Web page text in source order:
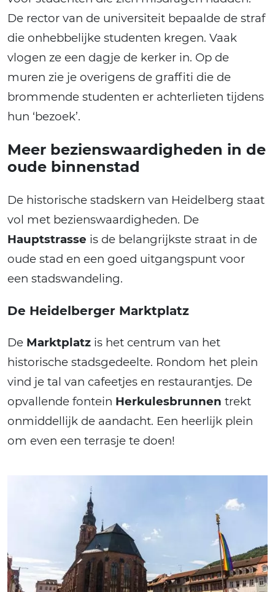
De rector van de universiteit bepaalde de straf
die onhebbelijke studenten kregen. Vaak
vlogen ze een dagje de kerker in. Op de
muren zie je overigens de graffiti die de
brommende studenten er achterlieten tijdens
hun ‘bezoek’.
Meer bezienswaardigheden in de
oude binnenstad
De historische stadskern van Heidelberg staat
vol met bezienswaardigheden. De
Hauptstrasse is de belangrijkste straat in de
oude stad en een goed uitgangspunt voor
een stadswandeling.
De Heidelberger Marktplatz
De Marktplatz is het centrum van het
historische stadsgedeelte. Rondom het plein
vind je tal van cafeetjes en restaurantjes. De
opvallende fontein Herkulesbrunnen trekt
onmiddellijk de aandacht. Een heerlijk plein
om even een terrasje te doen!